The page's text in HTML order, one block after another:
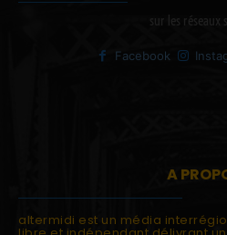
sur les réseaux
Facebook
A
altermidi est un média